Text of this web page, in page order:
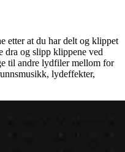
etter at du har delt og klippet
dra og slipp klippene ved
til andre lydfiler mellom for
lydeffekter,